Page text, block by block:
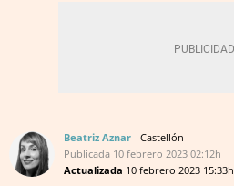
Beatriz Aznar
Castellón
Publicada 10 febrero 2023 02:12h
Actualizada 10 febrero 2023 15:33h